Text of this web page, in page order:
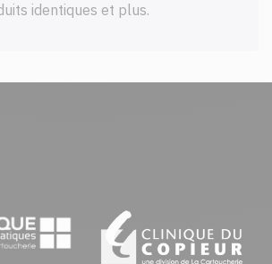
identiques et plus.